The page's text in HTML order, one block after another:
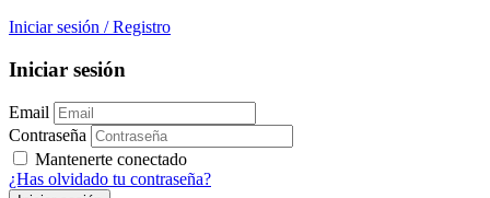
Iniciar sesión / Registro
Iniciar sesión
Email
Contraseña
Mantenerte conectado
¿Has olvidado tu contraseña?